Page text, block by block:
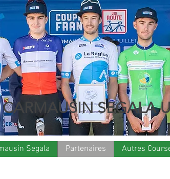
SEGALA
Segala Partenaires Autres